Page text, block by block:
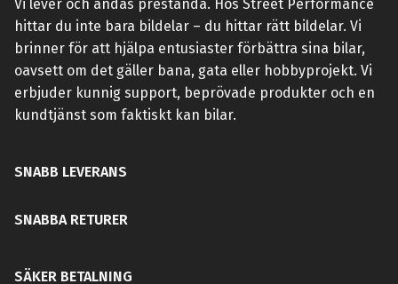
Vi lever och andas prestanda. Hos Street Performance
hittar du inte bara bildelar – du hittar rätt bildelar. Vi
brinner för att hjälpa entusiaster förbättra sina bilar,
oavsett om det gäller bana, gata eller hobbyprojekt. Vi
erbjuder kunnig support, beprövade produkter och en
kundtjänst som faktiskt kan bilar.
SNABB LEVERANS
SNABBA RETURER
SÄKER BETALNING